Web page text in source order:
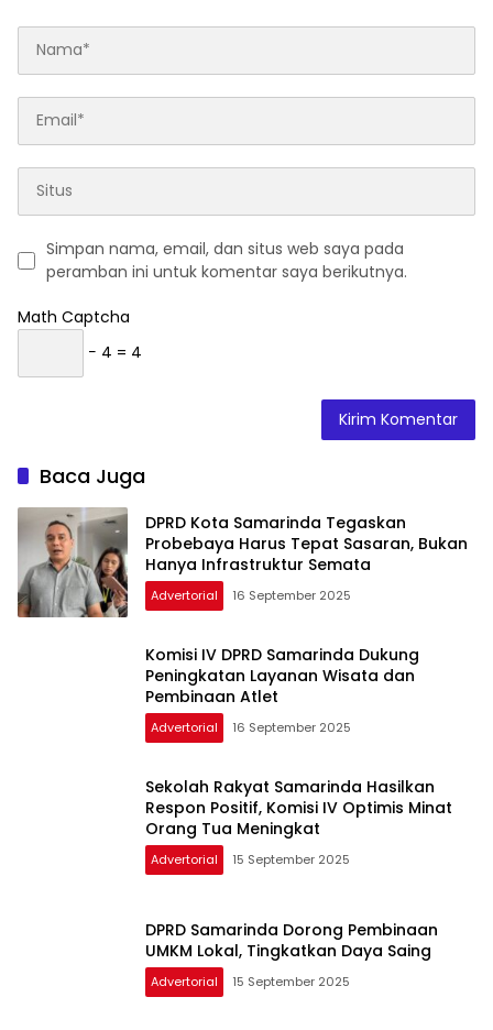
Simpan nama, email, dan situs web saya pada
peramban ini untuk komentar saya berikutnya.
Math Captcha
− 4 = 4
Baca Juga
DPRD Kota Samarinda Tegaskan
Probebaya Harus Tepat Sasaran, Bukan
Hanya Infrastruktur Semata
Advertorial 16 September 2025
Komisi IV DPRD Samarinda Dukung
Peningkatan Layanan Wisata dan
Pembinaan Atlet
Advertorial 16 September 2025
Sekolah Rakyat Samarinda Hasilkan
Respon Positif, Komisi IV Optimis Minat
Orang Tua Meningkat
Advertorial 15 September 2025
DPRD Samarinda Dorong Pembinaan
UMKM Lokal, Tingkatkan Daya Saing
Advertorial 15 September 2025